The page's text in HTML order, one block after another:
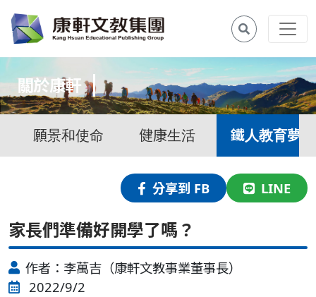
關於康軒
願景和使命 健康生活 鐵人教育夢
分享到 FB LINE
家長們準備好開學了嗎？
作者：李萬吉（康軒文教事業董事長）
2022/9/2